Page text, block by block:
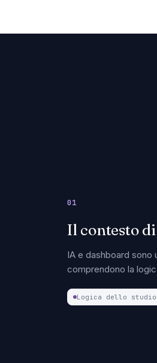
01
Il contesto
IA e dashboard sono
comprendono la
Logica dello studio